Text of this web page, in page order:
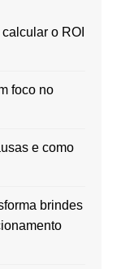
o ROI
foco no
e como
brindes